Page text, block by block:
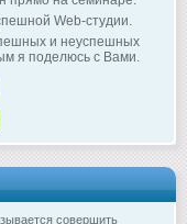
Web-студии.
и неуспешных
я поделюсь с Вами.
совершить